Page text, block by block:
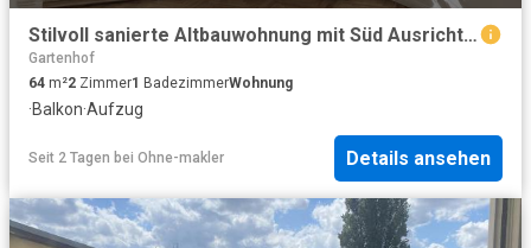
Stilvoll sanierte Altbauwohnung mit Süd Ausrichtung und Balkon im beliebten Winsviertel
Gartenhof
64 m²2 Zimmer1 BadezimmerWohnung
·Balkon·Aufzug
Seit 2 Tagen bei Ohne-makler Details ansehen